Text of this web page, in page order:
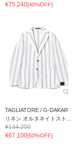
¥75,240[40%OFF]
TAGLIATORE / G-DAKAR
リネン オルタネイトスト...
¥134,200
¥67,100[50%OFF]